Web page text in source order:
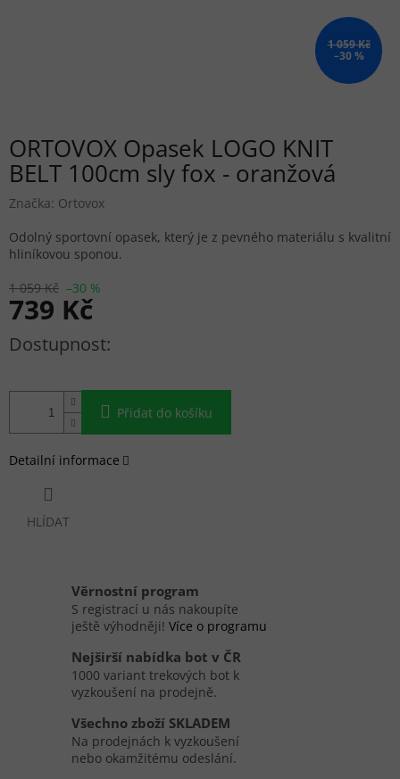
1 059 Kč
–30 %
ORTOVOX Opasek LOGO KNIT
BELT 100cm sly fox - oranžová
Značka: Ortovox
1 059 Kč –30 %
739 Kč
Měrná cena:
Přidat do košíku
Odolný sportovní opasek, který je z pevného materiálu s kvalitní
hliníkovou sponou.
Detailní informace
HLÍDAT
Věrnostní program
S registrací u nás nakoupíte
ještě výhodněji! Více o programu
Nejširší nabídka bot v ČR
1000 variant trekových bot k
vyzkoušení na prodejně.
Všechno zboží SKLADEM
Na prodejnách k vyzkoušení
nebo okamžitému odeslání.